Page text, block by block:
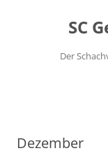
SC
Der
Dezember